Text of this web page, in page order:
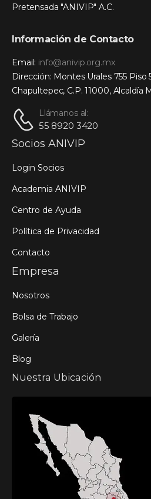
Pretensada "ANIVIP" A.C.
Información de Contacto
Email: info@anivip.org.mx
Dirección: Montes Urales 755 Piso
Chapultepec, C.P. 11000, Alcaldía
Llámanos al:
55 8920 3420
Socios ANIVIP
Login Socios
Academia ANIVIP
Centro de Ayuda
Política de Privacidad
Contacto
Empresa
Nosotros
Bolsa de Trabajo
Galería
Blog
Nuestra Ubicación